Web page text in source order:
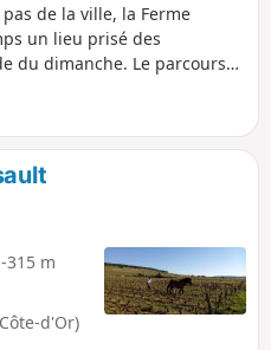
de la ville, la Ferme
un lieu prisé des
du dimanche. Le parcours
sur les nombreux chemins
-315 m
d'Or)